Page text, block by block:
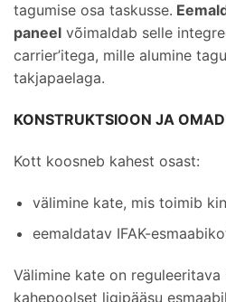
tagumise osa taskusse.
paneel võimaldab selle
carrier’itega, mille alumine
takjapaelaga.
KONSTRUKTSIOON JA
Kott koosneb kahest osast:
välimine kate, mis toimib
eemaldatav IFAK-
Välimine kate on
kahepoolset ligipääsu